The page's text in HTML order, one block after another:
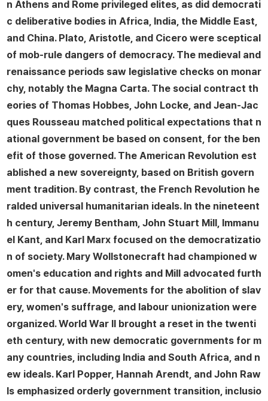
n Athens and Rome privileged elites, as did democrati
c deliberative bodies in Africa, India, the Middle East,
and China. Plato, Aristotle, and Cicero were sceptical
of mob-rule dangers of democracy. The medieval and
renaissance periods saw legislative checks on monar
chy, notably the Magna Carta. The social contract th
eories of Thomas Hobbes, John Locke, and Jean-Jac
ques Rousseau matched political expectations that n
ational government be based on consent, for the ben
efit of those governed. The American Revolution est
ablished a new sovereignty, based on British govern
ment tradition. By contrast, the French Revolution he
ralded universal humanitarian ideals. In the nineteent
h century, Jeremy Bentham, John Stuart Mill, Immanu
el Kant, and Karl Marx focused on the democratizatio
n of society. Mary Wollstonecraft had championed w
omen's education and rights and Mill advocated furth
er for that cause. Movements for the abolition of slav
ery, women's suffrage, and labour unionization were
organized. World War II brought a reset in the twenti
eth century, with new democratic governments for m
any countries, including India and South Africa, and n
ew ideals. Karl Popper, Hannah Arendt, and John Raw
ls emphasized orderly government transition, inclusio